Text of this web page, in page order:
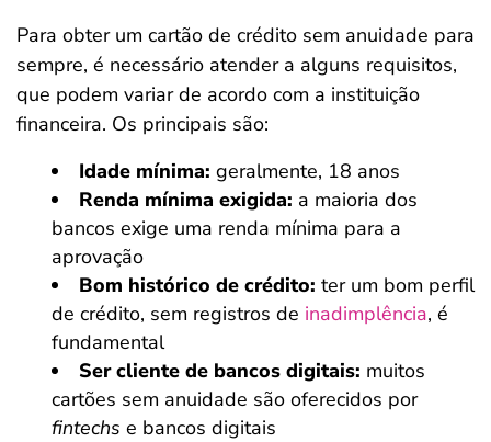
Para obter um cartão de crédito sem anuidade para
sempre, é necessário atender a alguns requisitos,
que podem variar de acordo com a instituição
financeira. Os principais são:
Idade mínima: geralmente, 18 anos
Renda mínima exigida: a maioria dos
bancos exige uma renda mínima para a
aprovação
Bom histórico de crédito: ter um bom perfil
de crédito, sem registros de inadimplência, é
fundamental
Ser cliente de bancos digitais: muitos
cartões sem anuidade são oferecidos por
fintechs e bancos digitais